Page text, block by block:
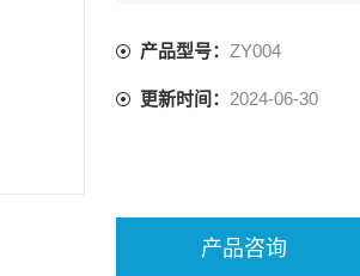
标准配置 罩、腰带、20 米长
选配 1 罩、腰带、20 米长管
选配 3 罩、腰带、20 米长管
产品型号： ZY004
更新时间： 2024-06-30
产品咨询